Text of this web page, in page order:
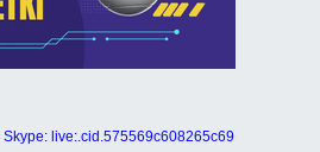
Skype: live:.cid.575569c608265c69